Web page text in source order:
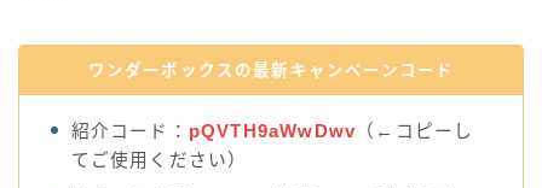
ワンダーボックスの最新キャンペーンコード
紹介コード： pQVTH9aWwDwv （←コピーし
てご使用ください）